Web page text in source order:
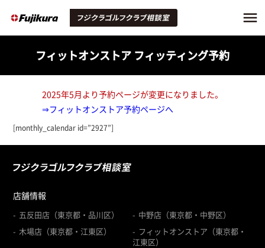
フィットオンストア フィッティング予約
2025年5月より予約ページが変更になりました。
⇒フィットオンストア予約ページへ
[monthly_calendar id=”2927”]
店舗情報
五反田店（東京都・品川区）
中野店（東京都・中野区）
木場店（東京都・江東区）
フィットオンストア（東京都・
江東区）